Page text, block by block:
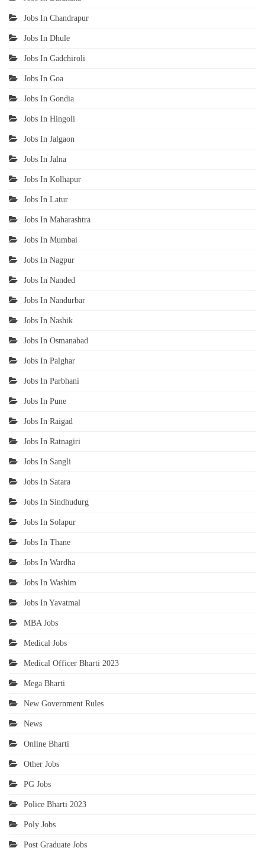
Jobs In Chandrapur
Jobs In Dhule
Jobs In Gadchiroli
Jobs In Goa
Jobs In Gondia
Jobs In Hingoli
Jobs In Jalgaon
Jobs In Jalna
Jobs In Kolhapur
Jobs In Latur
Jobs In Maharashtra
Jobs In Mumbai
Jobs In Nagpur
Jobs In Nanded
Jobs In Nandurbar
Jobs In Nashik
Jobs In Osmanabad
Jobs In Palghar
Jobs In Parbhani
Jobs In Pune
Jobs In Raigad
Jobs In Ratnagiri
Jobs In Sangli
Jobs In Satara
Jobs In Sindhudurg
Jobs In Solapur
Jobs In Thane
Jobs In Wardha
Jobs In Washim
Jobs In Yavatmal
MBA Jobs
Medical Jobs
Medical Officer Bharti 2023
Mega Bharti
New Government Rules
News
Online Bharti
Other Jobs
PG Jobs
Police Bharti 2023
Poly Jobs
Post Graduate Jobs